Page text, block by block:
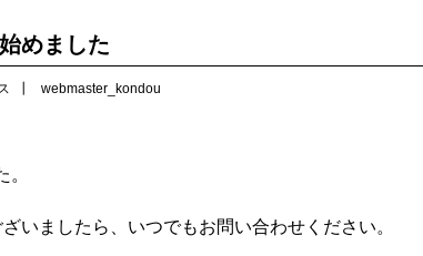
めました
webmaster_kondou
いましたら、いつでもお問い合わせください。